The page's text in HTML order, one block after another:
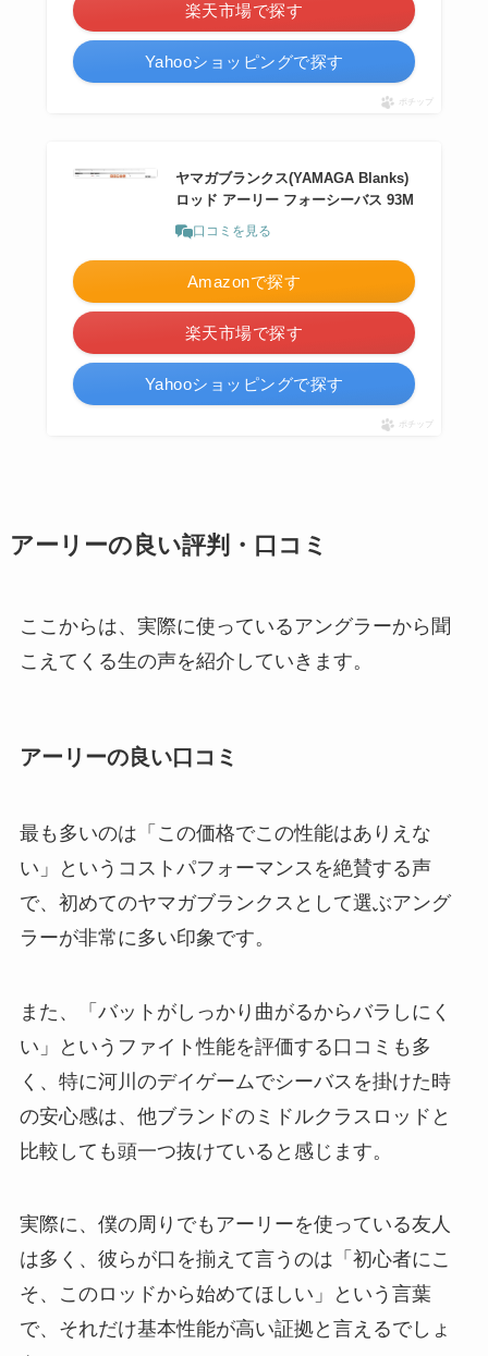
楽天市場で探す
Yahooショッピングで探す
ポチップ
ヤマガブランクス(YAMAGA Blanks)
ロッド アーリー フォーシーバス 93M
口コミを見る
Amazonで探す
楽天市場で探す
Yahooショッピングで探す
ポチップ
アーリーの良い評判・口コミ
ここからは、実際に使っているアングラーから聞
こえてくる生の声を紹介していきます。
アーリーの良い口コミ
最も多いのは「この価格でこの性能はありえな
い」というコストパフォーマンスを絶賛する声
で、初めてのヤマガブランクスとして選ぶアング
ラーが非常に多い印象です。
また、「バットがしっかり曲がるからバラしにく
い」というファイト性能を評価する口コミも多
く、特に河川のデイゲームでシーバスを掛けた時
の安心感は、他ブランドのミドルクラスロッドと
比較しても頭一つ抜けていると感じます。
実際に、僕の周りでもアーリーを使っている友人
は多く、彼らが口を揃えて言うのは「初心者にこ
そ、このロッドから始めてほしい」という言葉
で、それだけ基本性能が高い証拠と言えるでしょ